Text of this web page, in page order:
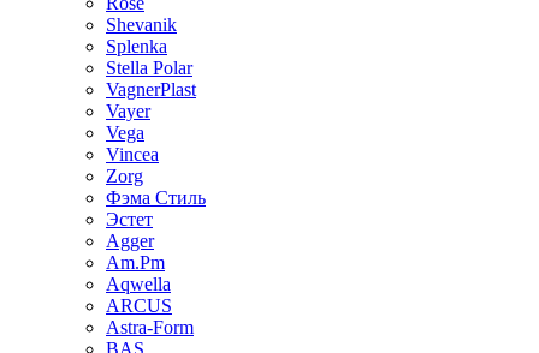
Shevanik
Splenka
Stella Polar
VagnerPlast
Vayer
Vega
Vincea
Zorg
Фэма Стиль
Эстет
Agger
Am.Pm
Aqwella
ARCUS
Astra-Form
BAS